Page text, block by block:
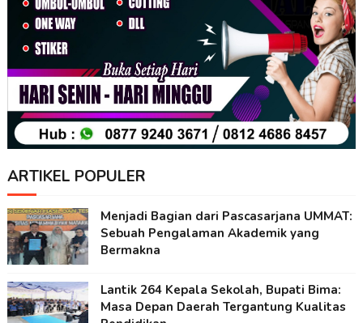
ARTIKEL POPULER
Menjadi Bagian dari Pascasarjana UMMAT:
Sebuah Pengalaman Akademik yang
Bermakna
Lantik 264 Kepala Sekolah, Bupati Bima:
Masa Depan Daerah Tergantung Kualitas